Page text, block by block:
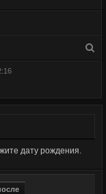
дату рождения.